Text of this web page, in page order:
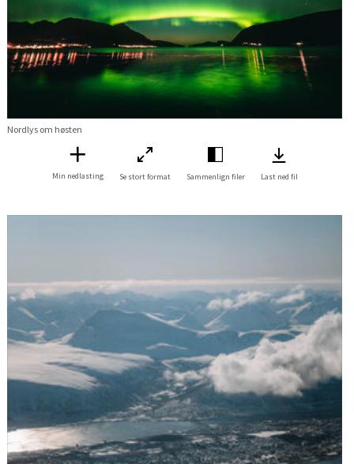
Nordlys om høsten
Min nedlasting Se stort format Sammenlign filer Last ned fil